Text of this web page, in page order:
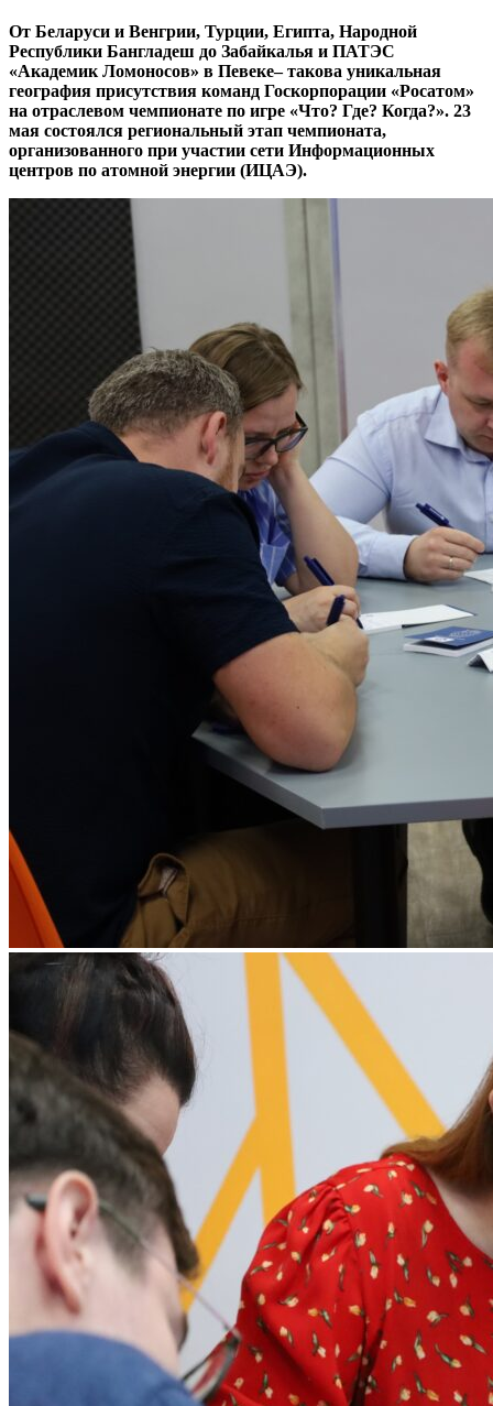
От Беларуси и Венгрии, Турции, Египта, Народной
Республики Бангладеш до Забайкалья и ПАТЭС
«Академик Ломоносов» в Певеке– такова уникальная
география присутствия команд Госкорпорации «Росатом»
на отраслевом чемпионате по игре «Что? Где? Когда?». 23
мая состоялся региональный этап чемпионата,
организованного при участии сети Информационных
центров по атомной энергии (ИЦАЭ).